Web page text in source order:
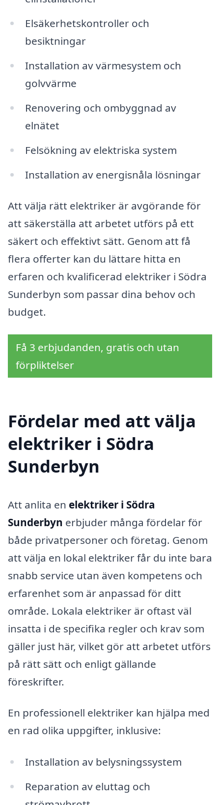
Elsäkerhetskontroller och
besiktningar
Installation av värmesystem och
golvvärme
Renovering och ombyggnad av
elnätet
Felsökning av elektriska system
Installation av energisnåla lösningar
Att välja rätt elektriker är avgörande för
att säkerställa att arbetet utförs på ett
säkert och effektivt sätt. Genom att få
flera offerter kan du lättare hitta en
erfaren och kvalificerad elektriker i Södra
Sunderbyn som passar dina behov och
budget.
Få 3 erbjudanden, gratis och utan
förpliktelser
Fördelar med att välja
elektriker i Södra
Sunderbyn
Att anlita en elektriker i Södra
Sunderbyn erbjuder många fördelar för
både privatpersoner och företag. Genom
att välja en lokal elektriker får du inte bara
snabb service utan även kompetens och
erfarenhet som är anpassad för ditt
område. Lokala elektriker är oftast väl
insatta i de specifika regler och krav som
gäller just här, vilket gör att arbetet utförs
på rätt sätt och enligt gällande
föreskrifter.
En professionell elektriker kan hjälpa med
en rad olika uppgifter, inklusive:
Installation av belysningssystem
Reparation av eluttag och